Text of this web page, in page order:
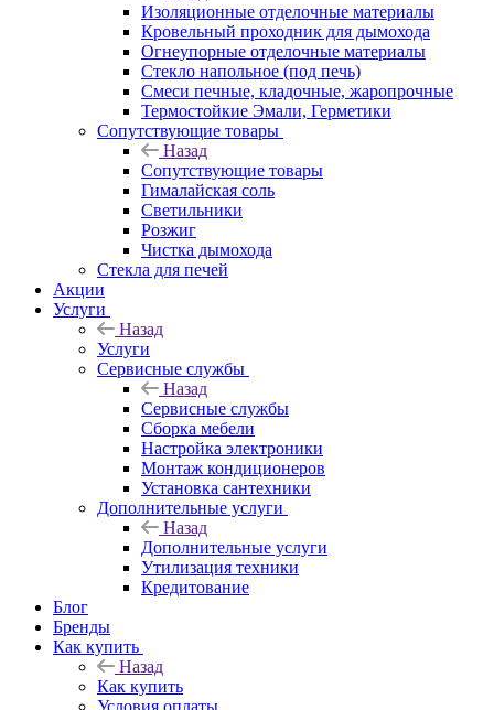
Изоляционные отделочные материалы
Кровельный проходник для дымохода
Огнеупорные отделочные материалы
Стекло напольное (под печь)
Смеси печные, кладочные, жаропрочные
Термостойкие Эмали, Герметики
Сопутствующие товары
Назад
Сопутствующие товары
Гималайская соль
Светильники
Розжиг
Чистка дымохода
Стекла для печей
Акции
Услуги
Назад
Услуги
Сервисные службы
Назад
Сервисные службы
Сборка мебели
Настройка электроники
Монтаж кондиционеров
Установка сантехники
Дополнительные услуги
Назад
Дополнительные услуги
Утилизация техники
Кредитование
Блог
Бренды
Как купить
Назад
Как купить
Условия оплаты